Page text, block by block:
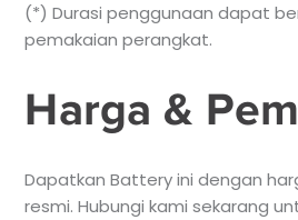
(*) Durasi penggunaan dapat
pemakaian perangkat.
Harga &
Dapatkan Battery ini dengan
resmi. Hubungi kami sekarang